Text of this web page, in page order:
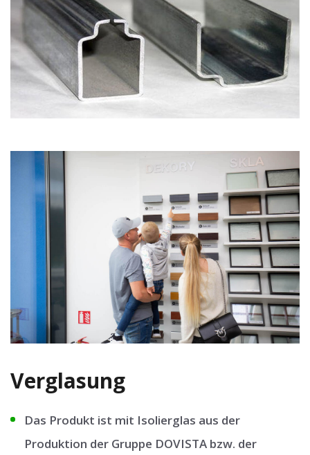
Verglasung
Das Produkt ist mit Isolierglas aus der
Produktion der Gruppe DOVISTA bzw. der